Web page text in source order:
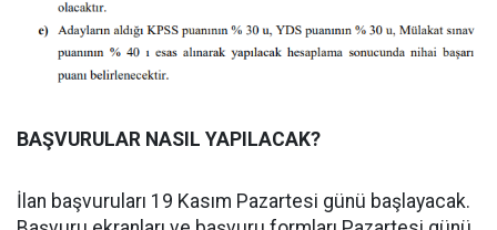
BAŞVURULAR NASIL YAPILACAK?
İlan başvuruları 19 Kasım Pazartesi günü başlayacak.